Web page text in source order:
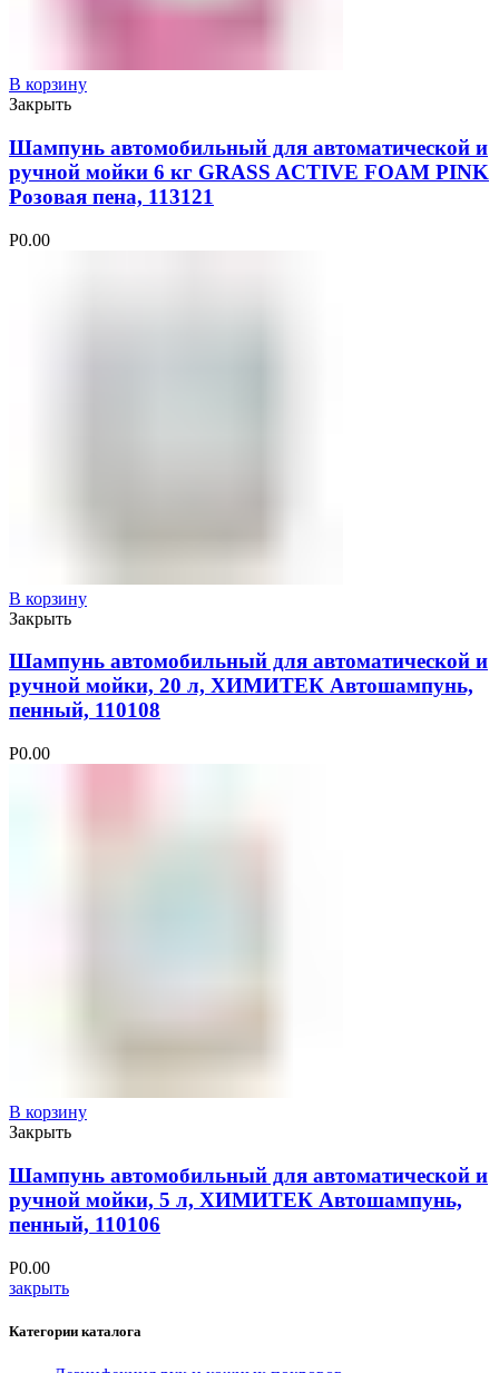
В корзину
Закрыть
Шампунь автомобильный для автоматической и
ручной мойки 6 кг GRASS ACTIVE FOAM PINK
Розовая пена, 113121
Р0.00
В корзину
Закрыть
Шампунь автомобильный для автоматической и
ручной мойки, 20 л, ХИМИТЕК Автошампунь,
пенный, 110108
Р0.00
В корзину
Закрыть
Шампунь автомобильный для автоматической и
ручной мойки, 5 л, ХИМИТЕК Автошампунь,
пенный, 110106
Р0.00
закрыть
Категории каталога